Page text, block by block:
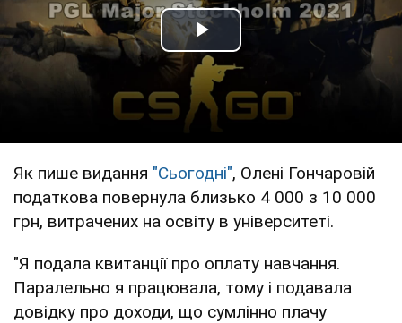
Play Video
Як пише видання "Сьогодні", Олені Гончаровій
податкова повернула близько 4 000 з 10 000
грн, витрачених на освіту в університеті.
"Я подала квитанції про оплату навчання.
Паралельно я працювала, тому і подавала
довідку про доходи, що сумлінно плачу